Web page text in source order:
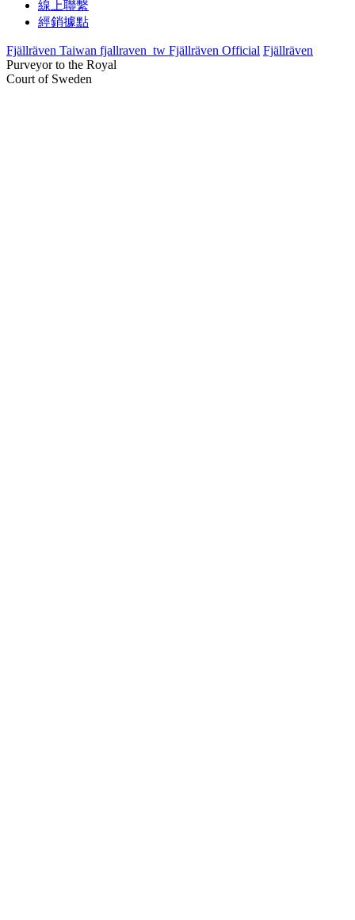
線上聯繫
經銷據點
Fjällräven Taiwan fjallraven_tw Fjällräven Official Fjällräven
Purveyor to the Royal
Court of Sweden